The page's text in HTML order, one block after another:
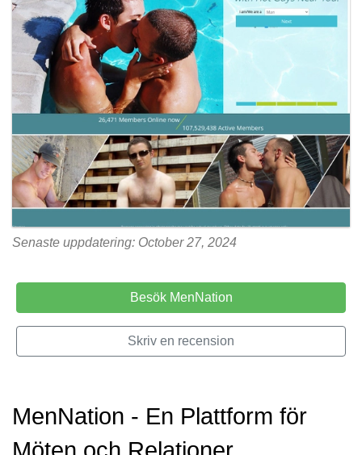
Senaste uppdatering: October 27, 2024
Besök MenNation
Skriv en recension
MenNation - En Plattform för